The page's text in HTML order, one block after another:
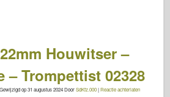
Houwitser –
– Trompettist 02328
Gewijzigd op31 augustus 2024DoorSdKfz.000|Reactie achterlaten